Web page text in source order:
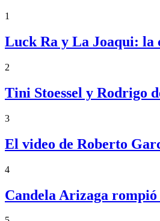
1
Luck Ra y La Joaqui: la
2
Tini Stoessel y Rodrigo
3
El video de Roberto
4
Candela Arizaga